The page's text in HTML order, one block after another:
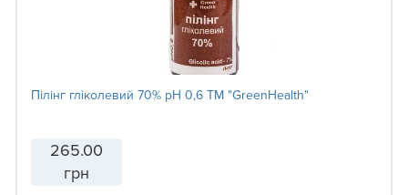
Пілінг гліколевий 70% рН 0,6 ТМ "GreenHealth"
265.00
грн